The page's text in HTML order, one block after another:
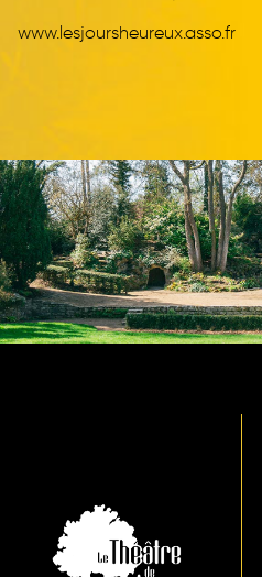
www.lesjoursheureux.asso.fr